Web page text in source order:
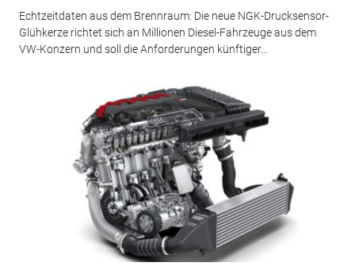
Echtzeitdaten aus dem Brennraum: Die neue NGK-Drucksensor-
Glühkerze richtet sich an Millionen Diesel-Fahrzeuge aus dem
VW-Konzern und soll die Anforderungen künftiger...